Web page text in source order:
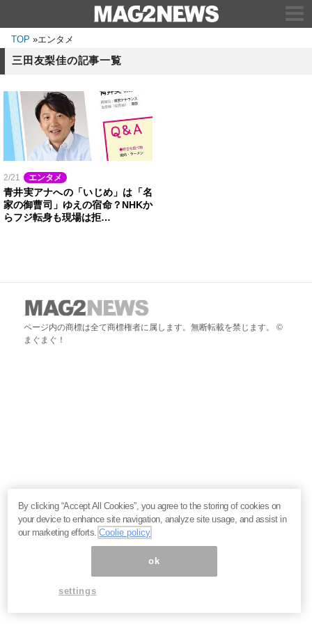
TOP »エンタメ
三田友梨佳の記事一覧
2/21 エンタメ
青井実アナへの「いじめ」は「名
家の御曹司」ゆえの宿命？NHKか
らフジ転身も現場は拒…
ページ内の商標は全て商標権者に属します。無断転載を禁じます。 ©
まぐまぐ！
By clicking “Accept All Cookies”, you agree to the storing of cookies on
your device to enhance site navigation, analyze site usage, and assist in
our marketing efforts.Coolie policy
ok
settings